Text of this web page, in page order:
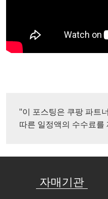
"이 포스팅은 쿠팡 파트
따른 일정액의 수수료를
자매기관